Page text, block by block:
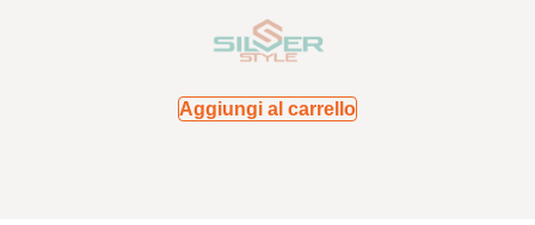
Aggiungi al carrello